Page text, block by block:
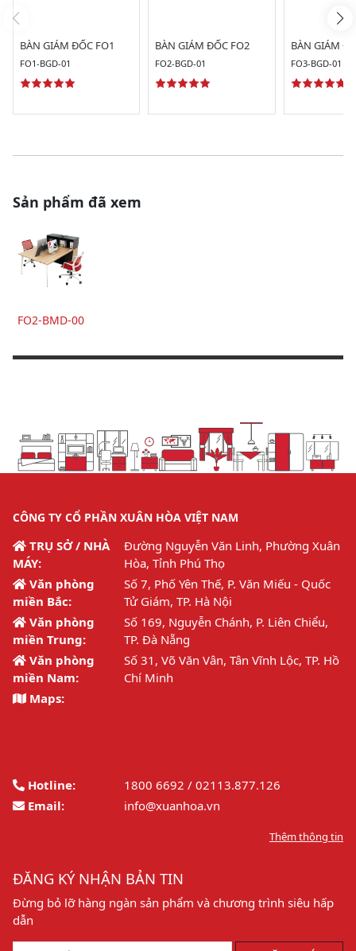
BÀN GIÁM ĐỐC FO1
FO1-BGD-01
BÀN GIÁM ĐỐC FO2
FO2-BGD-01
BÀN GIÁM
FO3-BGD-01
Sản phẩm đã xem
FO2-BMD-00
CÔNG TY CỔ PHẦN XUÂN HÒA VIỆT NAM
TRỤ SỞ / NHÀ
MÁY:
Đường Nguyễn Văn Linh, Phường Xuân
Hòa, Tỉnh Phú Thọ
Văn phòng
miền Bắc:
Số 7, Phố Yên Thế, P. Văn Miếu - Quốc
Tử Giám, TP. Hà Nội
Văn phòng
miền Trung:
Số 169, Nguyễn Chánh, P. Liên Chiểu,
TP. Đà Nẵng
Văn phòng
miền Nam:
Số 31, Võ Văn Vân, Tân Vĩnh Lộc, TP. Hồ
Chí Minh
Maps:
Hotline:
1800 6692 / 02113.877.126
Email:
info@xuanhoa.vn
Thêm thông tin
ĐĂNG KÝ NHẬN BẢN TIN
Đừng bỏ lỡ hàng ngàn sản phẩm và chương trình siêu hấp
dẫn